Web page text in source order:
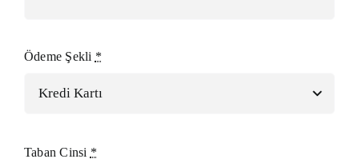
Ödeme Şekli *
Taban Cinsi *